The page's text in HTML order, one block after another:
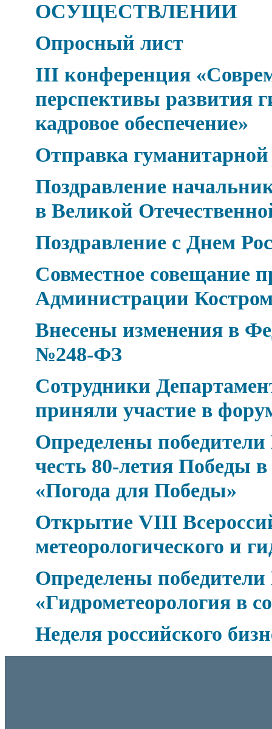
ОСУЩЕСТВЛЕНИИ
Опросный лист
III конференция
перспективы развития
кадровое обеспечение»
Отправка
Поздравление
в Великой
Поздравление с Днем
Совместное совещание
Администрации
Внесены изменения в
№248-ФЗ
Сотрудники
приняли участие в
Определены победители
честь 80-летия Победы
«Погода для Победы»
Открытие VIII
метеорологического и
Определены победители
«Гидрометеорология в
Неделя российского